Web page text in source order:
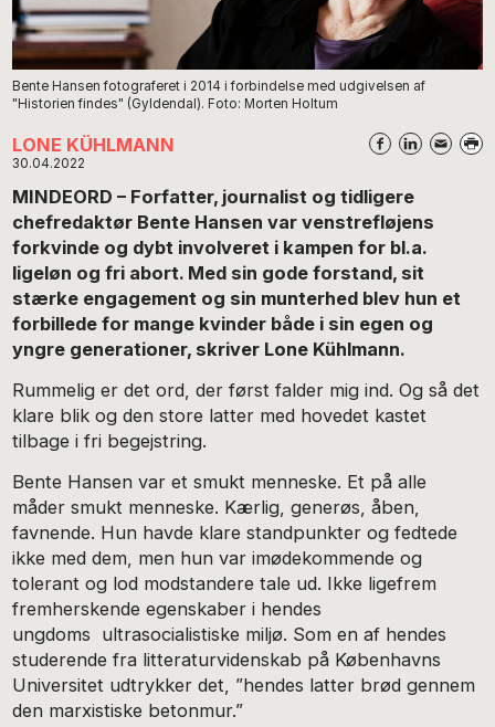
Bente Hansen fotograferet i 2014 i forbindelse med udgivelsen af
"Historien findes" (Gyldendal). Foto: Morten Holtum
LONE KÜHLMANN
30.04.2022
MINDEORD – Forfatter, journalist og tidligere
chefredaktør Bente Hansen var venstrefløjens
forkvinde og dybt involveret i kampen for bl.a.
ligeløn og fri abort. Med sin gode forstand, sit
stærke engagement og sin munterhed blev hun et
forbillede for mange kvinder både i sin egen og
yngre generationer, skriver Lone Kühlmann.
Rummelig er det ord, der først falder mig ind. Og så det
klare blik og den store latter med hovedet kastet
tilbage i fri begejstring.
Bente Hansen var et smukt menneske. Et på alle
måder smukt menneske. Kærlig, generøs, åben,
favnende. Hun havde klare standpunkter og fedtede
ikke med dem, men hun var imødekommende og
tolerant og lod modstandere tale ud. Ikke ligefrem
fremherskende egenskaber i hendes
ungdoms ultrasocialistiske miljø. Som en af hendes
studerende fra litteraturvidenskab på Københavns
Universitet udtrykker det, ”hendes latter brød gennem
den marxistiske betonmur.”